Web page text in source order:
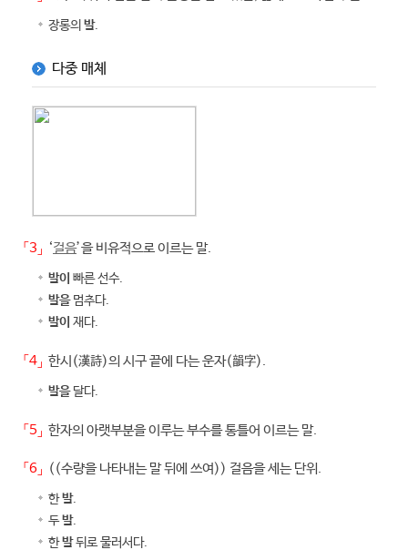
장롱의 발.
다중 매체
「3」 ‘걸음’을 비유적으로 이르는 말.
발이 빠른 선수.
발을멈추다.
발이 재다.
「4」 한시(漢詩)의 시구 끝에 다는 운자(韻字).
발을달다.
「5」 한자의 아랫부분을 이루는 부수를 통틀어 이르는 말.
「6」 ((수량을 나타내는 말 뒤에 쓰여)) 걸음을 세는 단위.
한발.
두발.
한발뒤로 물러서다.